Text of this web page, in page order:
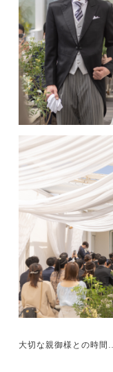
大切な親御様との時間…